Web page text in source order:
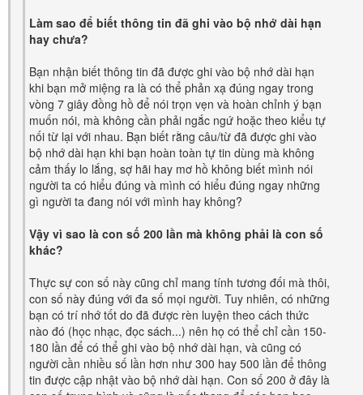
Làm sao để biết thông tin đã ghi vào bộ nhớ dài hạn
hay chưa?
Bạn nhận biết thông tin đã được ghi vào bộ nhớ dài hạn
khi bạn mở miệng ra là có thể phản xạ đúng ngay trong
vòng 7 giây đồng hồ để nói trọn vẹn và hoàn chỉnh ý bạn
muốn nói, mà không cần phải ngắc ngứ hoặc theo kiểu tự
nối từ lại với nhau. Bạn biết rằng câu/từ đã được ghi vào
bộ nhớ dài hạn khi bạn hoàn toàn tự tin dùng mà không
cảm thấy lo lắng, sợ hãi hay mơ hồ không biết mình nói
người ta có hiểu đúng và mình có hiểu đúng ngay những
gì người ta đang nói với mình hay không?
Vậy vì sao là con số 200 lần mà không phải là con số
khác?
Thực sự con số này cũng chỉ mang tính tương đối mà thôi,
con số này đúng với đa số mọi người. Tuy nhiên, có những
bạn có trí nhớ tốt do đã được rèn luyện theo cách thức
nào đó (học nhạc, đọc sách...) nên họ có thể chỉ cần 150-
180 lần để có thể ghi vào bộ nhớ dài hạn, và cũng có
người cần nhiều số lần hơn như 300 hay 500 lần để thông
tin được cập nhật vào bộ nhớ dài hạn. Con số 200 ở đây là